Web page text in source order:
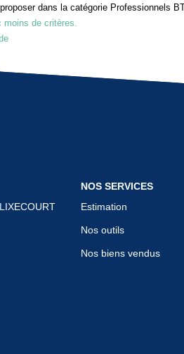
dans la catégorie Professionnels
de critères.
NOS SERVICES
Estimation
Nos outils
Nos biens vendus